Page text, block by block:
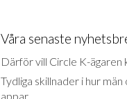
Våra senaste
Därför vill Circle K-ägaren
Tydliga skillnader i hur
appar